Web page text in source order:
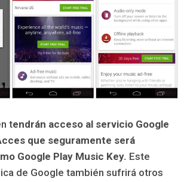
tendrán acceso al servicio Google
que seguramente será
Google Play Music Key. Este
de Google también sufrirá otros